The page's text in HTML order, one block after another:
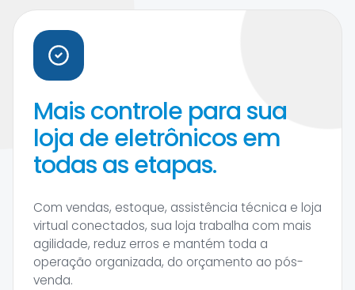
Mais controle para sua
loja de eletrônicos em
todas as etapas.
Com vendas, estoque, assistência técnica e loja
virtual conectados, sua loja trabalha com mais
agilidade, reduz erros e mantém toda a
operação organizada, do orçamento ao pós-
venda.